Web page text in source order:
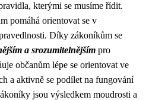
kterými se musíme řídit.
pomáhá orientovat se v
Díky zákoníkům se
a srozumitelnějším pro
občanům lépe se orientovat ve
a aktivně se podílet na fungování
jsou výsledkem moudrosti a